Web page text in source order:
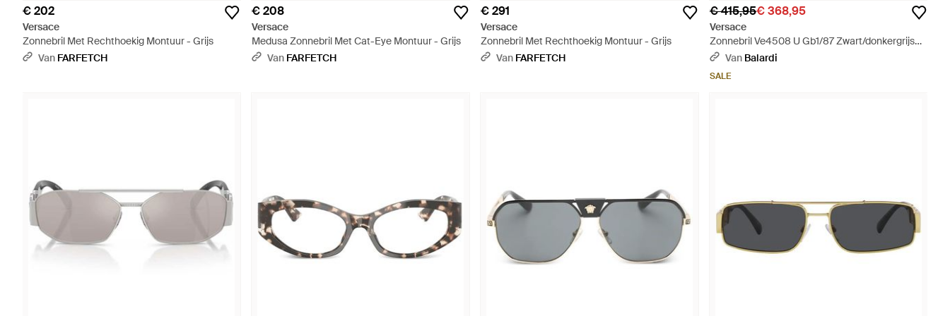
€ 202
Versace
Zonnebril Met Rechthoekig Montuur - Grijs
Van FARFETCH
€ 208
Versace
Medusa Zonnebril Met Cat-Eye Montuur - Grijs
Van FARFETCH
€ 291
Versace
Zonnebril Met Rechthoekig Montuur - Grijs
Van FARFETCH
€ 415,95€ 368,95
Versace
Zonnebril Ve4508 U Gb1/87 Zwart/donkergrijs
Heren
Van Balardi
SALE